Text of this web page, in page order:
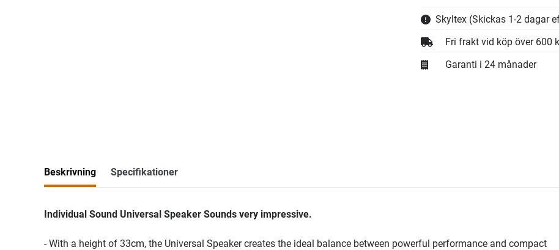
Skyltex (Skickas 1-2 dagar
Fri frakt vid köp över 600
Garanti i 24 månader
Beskrivning Specifikationer
Individual Sound Universal Speaker Sounds very impressive.
- With a height of 33cm, the Universal Speaker creates the ideal balance between powerful performance and compact